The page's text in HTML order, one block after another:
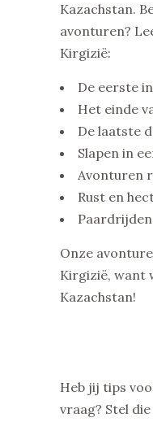
Kazachstan.
avonturen?
Kirgizië:
De eerste
Het einde
De laatste
Slapen in
Avonturen
Rust en
Paardrijden
Onze
Kirgizië, want
Kazachstan!
Heb jij tips
vraag? Stel